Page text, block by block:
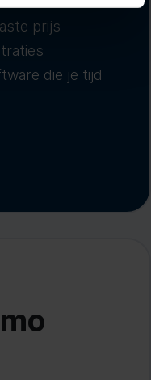
prijs
die je tijd